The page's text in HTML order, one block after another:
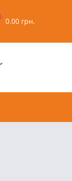
0.00 грн.